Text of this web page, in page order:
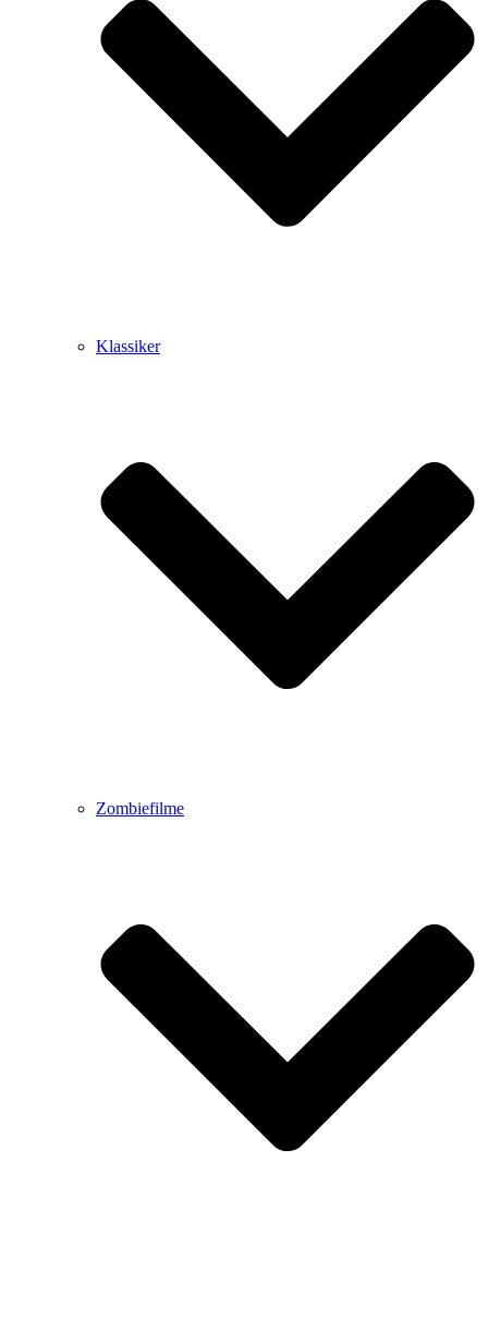
Klassiker
Zombiefilme